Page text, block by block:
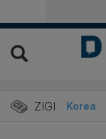
ZIGI
Hits Korea